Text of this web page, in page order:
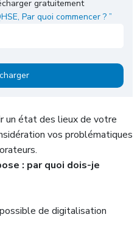
gratuitement
Par quoi commencer ? ”
un état des lieux de votre
vos problématiques
: par quoi dois-je
de digitalisation